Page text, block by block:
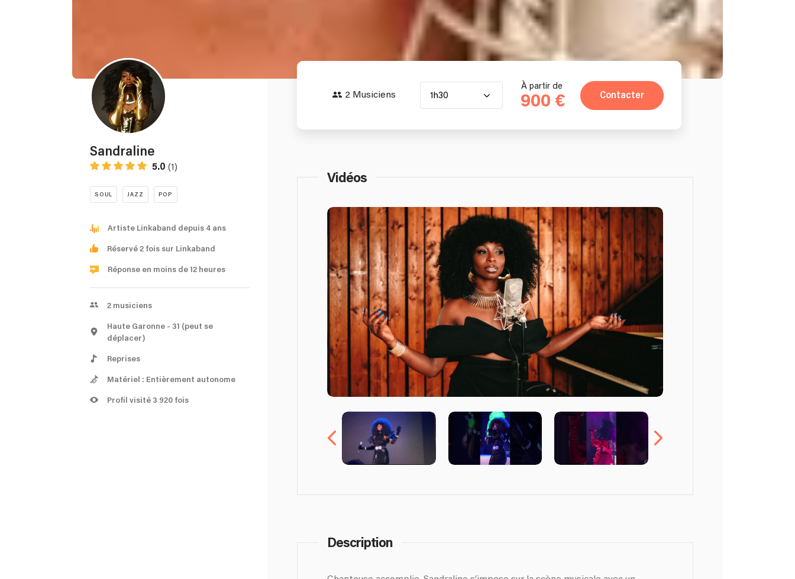
Sandraline
5.0 (1)
SOUL JAZZ POP
Artiste Linkaband depuis 4 ans
Réservé 2 fois sur Linkaband
Réponse en moins de 12 heures
2 musiciens
Haute Garonne - 31 (peut se
déplacer)
Reprises
Matériel : Entièrement autonome
Profil visité 3 920 fois
2 Musiciens 1h30
À partir de
900 € Contacter
Vidéos
Description